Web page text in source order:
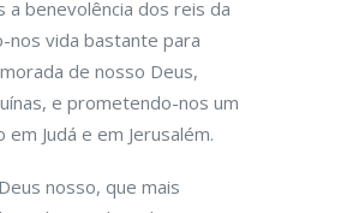
a benevolência dos reis da
nos vida bastante para
de nosso Deus,
e prometendo-nos um
Judá e em Jerusalém.
nosso, que mais